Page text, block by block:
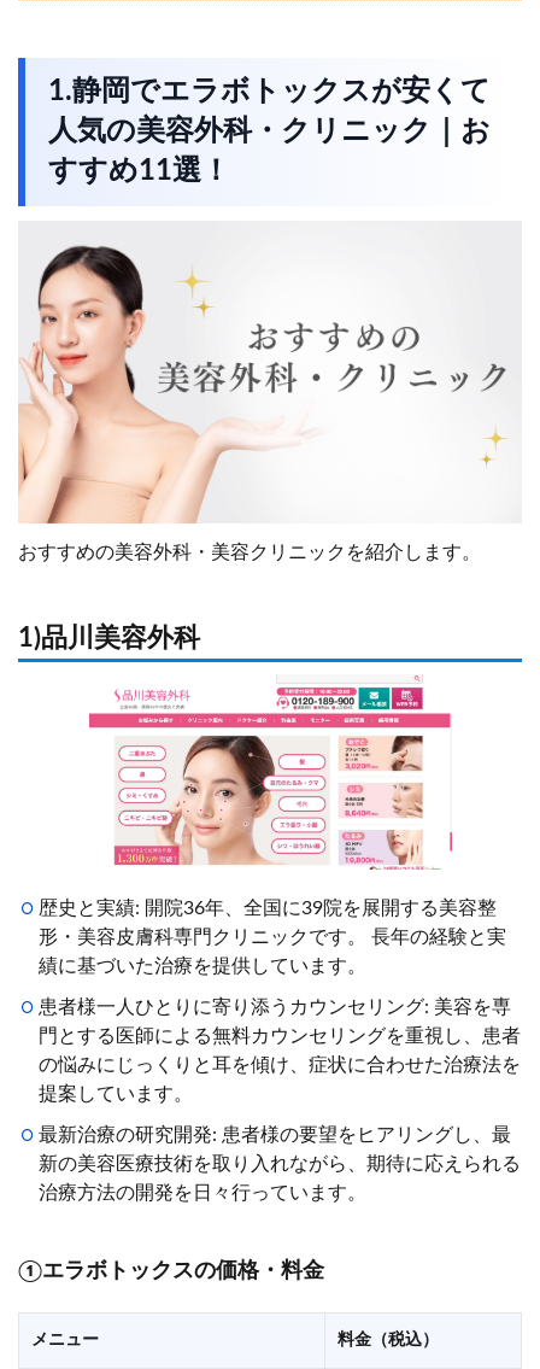
1.静岡でエラボトックスが安くて
人気の美容外科・クリニック｜お
すすめ11選！
おすすめの美容外科・美容クリニックを紹介します。
1)品川美容外科
歴史と実績: 開院36年、全国に39院を展開する美容整
形・美容皮膚科専門クリニックです。 長年の経験と実
績に基づいた治療を提供しています。
患者様一人ひとりに寄り添うカウンセリング: 美容を専
門とする医師による無料カウンセリングを重視し、患者
の悩みにじっくりと耳を傾け、症状に合わせた治療法を
提案しています。
最新治療の研究開発: 患者様の要望をヒアリングし、最
新の美容医療技術を取り入れながら、期待に応えられる
治療方法の開発を日々行っています。
①エラボトックスの価格・料金
メニュー 料金（税込）